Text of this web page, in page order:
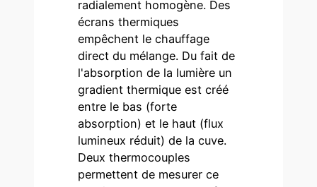
radialement homogène. Des
écrans thermiques
empêchent le chauffage
direct du mélange. Du fait de
l'absorption de la lumière un
gradient thermique est créé
entre le bas (forte
absorption) et le haut (flux
lumineux réduit) de la cuve.
Deux thermocouples
permettent de mesurer ce